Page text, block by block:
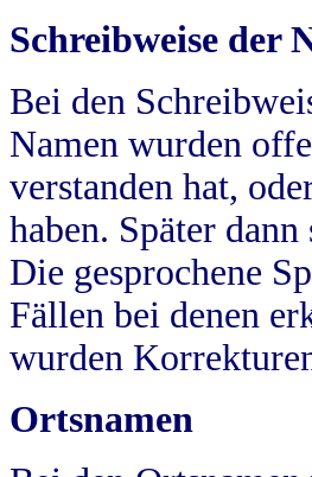
Schreibweise der
Bei den
Namen wurden
verstanden hat,
haben. Später
Die gesprochene
Fällen bei denen
wurden
Ortsnamen